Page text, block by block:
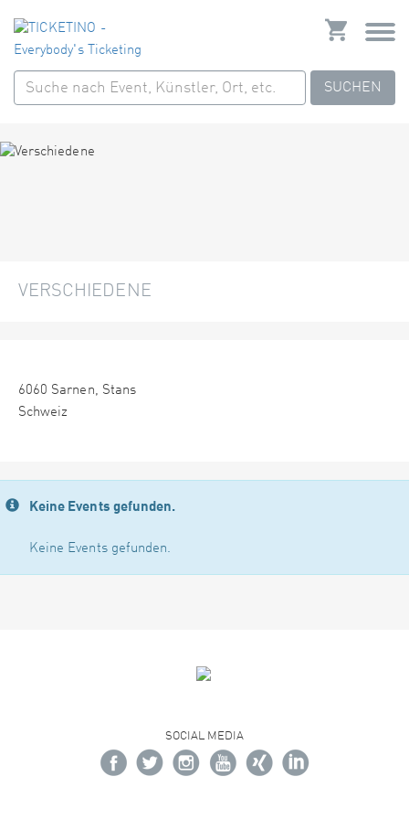
SUCHEN
VERSCHIEDENE
6060 Sarnen, Stans
Schweiz
Keine Events gefunden.
Keine Events gefunden.
SOCIAL MEDIA